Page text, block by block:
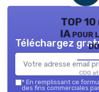
TOP
IA pour
CDO
Téléchargez
* En remplissant ce
des fins commerciales